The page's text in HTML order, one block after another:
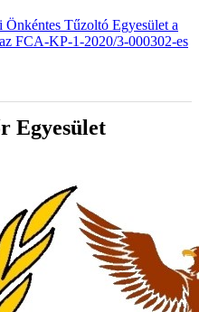
Önkéntes Tűzoltó Egyesület a
FCA-KP-1-2020/3-000302-es
Egyesület